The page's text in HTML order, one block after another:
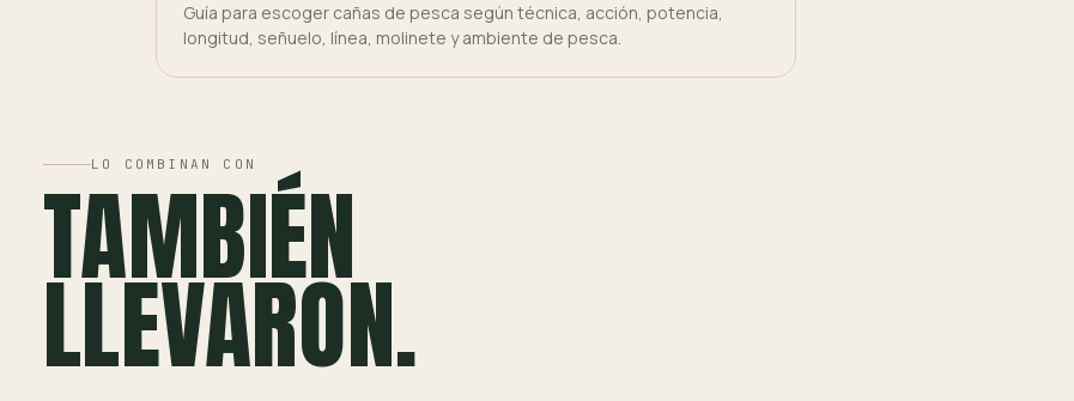
Guía para escoger cañas de pesca según técnica, acción, potencia,
longitud, señuelo, línea, molinete y ambiente de pesca.
LO COMBINAN CON
TAMBIÉN
LLEVARON.